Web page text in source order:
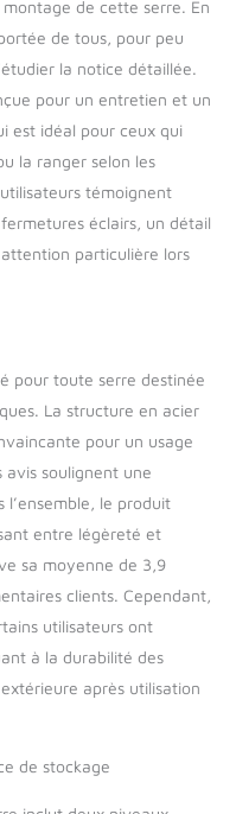
piquets d'ancrage
STRUCTURE
: serre de
en acier
laqué pour
usage pérenne
PORTE ENROULABLE
extérieure
dotée d'une porte
de cette serre. En
de tous, pour peu
la notice détaillée.
pour un entretien et un
est idéal pour ceux qui
la ranger selon les
témoignent
éclairs, un détail
particulière lors
pour toute serre destinée
La structure en acier
pour un usage
avis soulignent une
l’ensemble, le produit
entre légèreté et
sa moyenne de 3,9
clients. Cependant,
utilisateurs ont
à la durabilité des
après utilisation
de stockage